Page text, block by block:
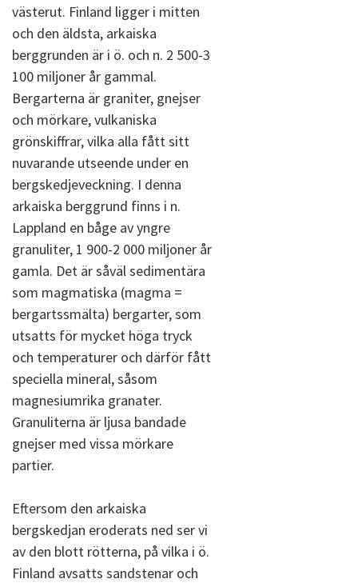
västerut. Finland ligger i mitten
och den äldsta, arkaiska
berggrunden är i ö. och n. 2 500-3
100 miljoner år gammal.
Bergarterna är graniter, gnejser
och mörkare, vulkaniska
grönskiffrar, vilka alla fått sitt
nuvarande utseende under en
bergskedjeveckning. I denna
arkaiska berggrund finns i n.
Lappland en båge av yngre
granuliter, 1 900-2 000 miljoner år
gamla. Det är såväl sedimentära
som magmatiska (magma =
bergartssmälta) bergarter, som
utsatts för mycket höga tryck
och temperaturer och därför fått
speciella mineral, såsom
magnesiumrika granater.
Granuliterna är ljusa bandade
gnejser med vissa mörkare
partier.
Eftersom den arkaiska
bergskedjan eroderats ned ser vi
av den blott rötterna, på vilka i ö.
Finland avsatts sandstenar och